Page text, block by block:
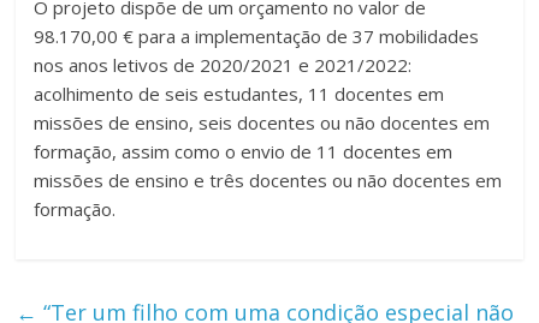
O projeto dispõe de um orçamento no valor de
98.170,00 € para a implementação de 37 mobilidades
nos anos letivos de 2020/2021 e 2021/2022:
acolhimento de seis estudantes, 11 docentes em
missões de ensino, seis docentes ou não docentes em
formação, assim como o envio de 11 docentes em
missões de ensino e três docentes ou não docentes em
formação.
← “Ter um filho com uma condição especial não